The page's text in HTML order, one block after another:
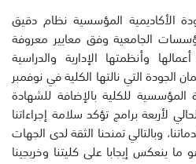
الأكاديمية المؤسسية نظام دقيق
الجامعية وفق معايير معروفة
وأنظمتها الإدارية والدراسية
الجودة التي نالتها الكلية في نوفمبر
المؤسسية للكلية بالإضافة للشهادة
لأربعة برامج تؤكد سلامة إجراءاتنا
وبالتالي تمنحنا الثقة لدى الجهات
ما ينعكس إيجابا على كليتنا وخريجينا